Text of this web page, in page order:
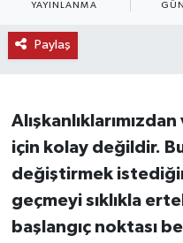
YAYINLANMA
Paylaş
için kolay değildir.
değiştirmek
geçmeyi sıklıkla
başlangıç noktası
GÜNDEM
KÜLTÜR - SANAT
MAGAZİN
ÖZEL HABER